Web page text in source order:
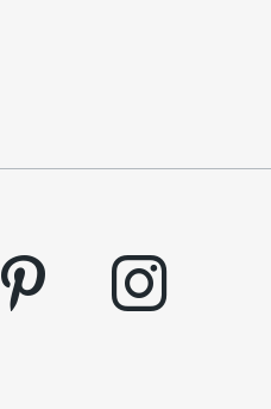
pinterest instagram